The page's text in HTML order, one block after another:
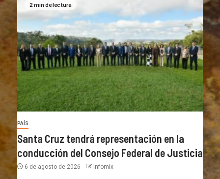
2 min de lectura
PAÍS
Santa Cruz tendrá representación en la
conducción del Consejo Federal de Justicia
6 de agosto de 2026 Infomix